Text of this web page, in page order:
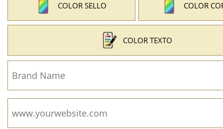
COLOR SELLO COLOR
COLOR TEXTO